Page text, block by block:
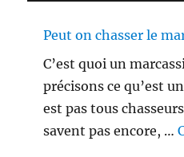
Peut on chasser le
C’est quoi un
précisons ce qu’est
est pas tous
savent pas encore, …